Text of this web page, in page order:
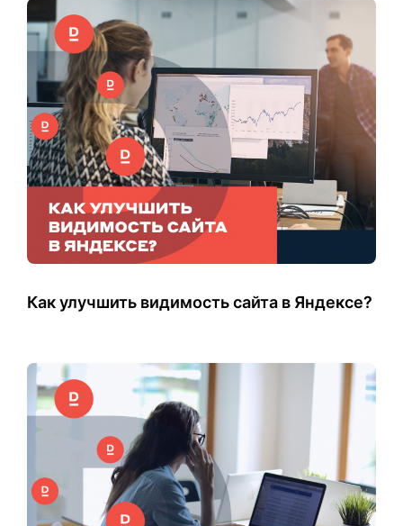
Как улучшить видимость сайта в Яндексе?